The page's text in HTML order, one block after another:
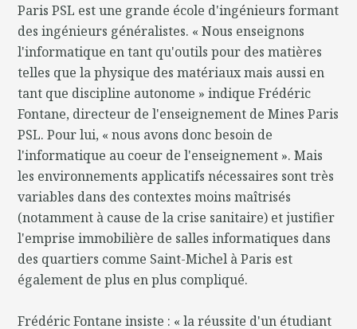
Paris PSL est une grande école d'ingénieurs formant
des ingénieurs généralistes. « Nous enseignons
l'informatique en tant qu'outils pour des matières
telles que la physique des matériaux mais aussi en
tant que discipline autonome » indique Frédéric
Fontane, directeur de l'enseignement de Mines Paris
PSL. Pour lui, « nous avons donc besoin de
l'informatique au coeur de l'enseignement ». Mais
les environnements applicatifs nécessaires sont très
variables dans des contextes moins maîtrisés
(notamment à cause de la crise sanitaire) et justifier
l'emprise immobilière de salles informatiques dans
des quartiers comme Saint-Michel à Paris est
également de plus en plus compliqué.
Frédéric Fontane insiste : « la réussite d'un étudiant